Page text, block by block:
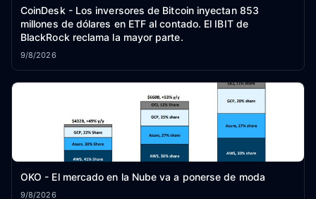
CoinDesk - Los inversores de Bitcoin inyectan 853
millones de dólares en ETF al contado. El IBIT de
BlackRock reclama la mayor parte.
9/8/2026
OKO - El mercado en la Nube va a ponerse de moda
9/8/2026